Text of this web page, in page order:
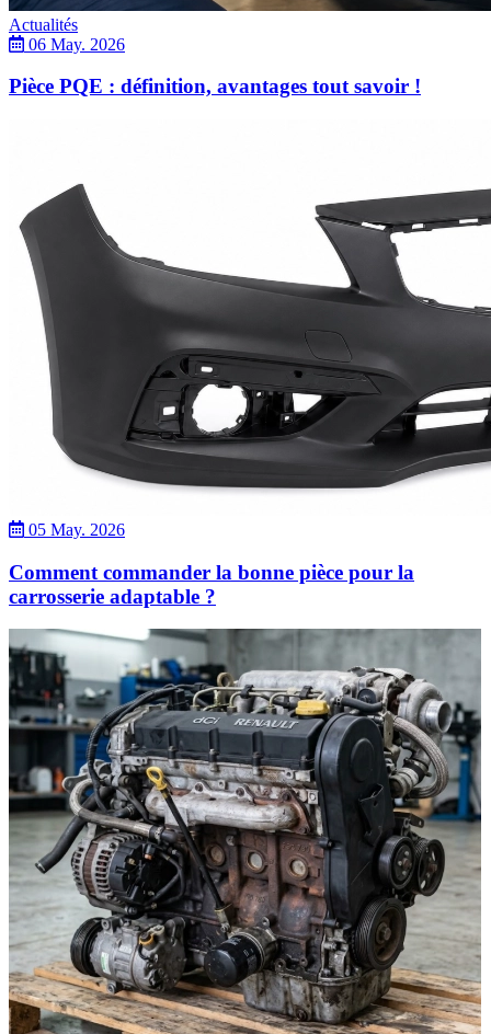
Actualités
06 May. 2026
Pièce PQE : définition, avantages tout savoir !
05 May. 2026
Comment commander la bonne pièce pour la
carrosserie adaptable ?